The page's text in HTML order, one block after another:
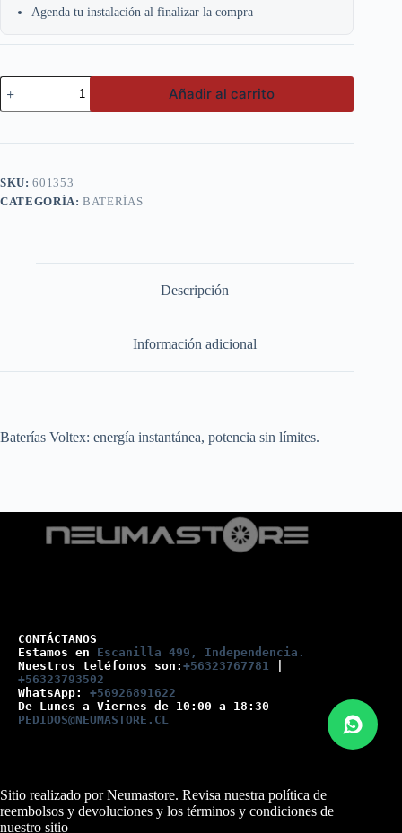
Agenda tu instalación al finalizar la compra
Voltex
80AH
90D26L
630
cantidad
Añadir al carrito
SKU:601353
CATEGORÍA:BATERÍAS
Descripción
Información adicional
Baterías Voltex: energía instantánea, potencia sin límites.
CONTÁCTANOS
Estamos en Escanilla 499, Independencia.
Nuestros teléfonos son: +56323767781
+56323793502
WhatsApp: +56926891622
De Lunes a Viernes de 10:00 a 18:30
PEDIDOS@NEUMASTORE.CL
Sitio realizado por Neumastore. Revisa nuestra política de
reembolsos y devoluciones y los términos y condiciones de
nuestro sitio